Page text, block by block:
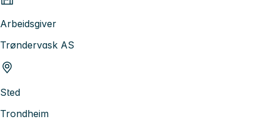
Arbeidsgiver
Trøndervask AS
Sted
Trondheim